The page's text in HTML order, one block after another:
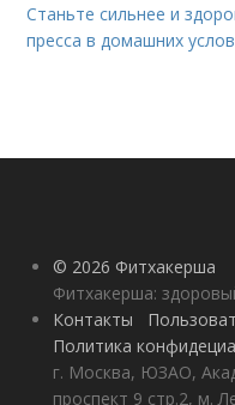
Станьте сильнее и
пресса в домашних
© 2026 Фитхакерша
Фитхакерша:
Контакты
Политика
г. Москва, ЮЗАО,
проспект 9 стр.2, м.